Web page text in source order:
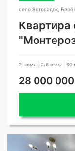
село Эстосадок,
2-комн 2/6 этаж 60
28 000